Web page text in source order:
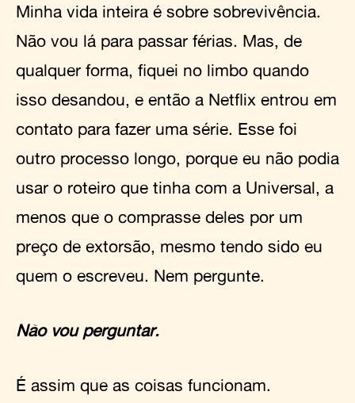
Minha vida inteira é sobre sobrevivência.
Não vou lá para passar férias. Mas, de
qualquer forma, fiquei no limbo quando
isso desandou, e então a Netflix entrou em
contato para fazer uma série. Esse foi
outro processo longo, porque eu não podia
usar o roteiro que tinha com a Universal, a
menos que o comprasse deles por um
preço de extorsão, mesmo tendo sido eu
quem o escreveu. Nem pergunte.
Não vou perguntar.
É assim que as coisas funcionam.